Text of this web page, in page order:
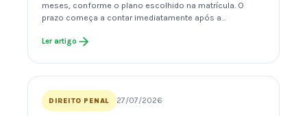
meses, conforme o plano escolhido na matrícula. O
prazo começa a contar imediatamente após a…
Ler artigo
DIREITO PENAL 27/07/2026